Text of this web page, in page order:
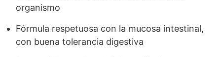
organismo
Fórmula respetuosa con la mucosa intestinal,
con buena tolerancia digestiva